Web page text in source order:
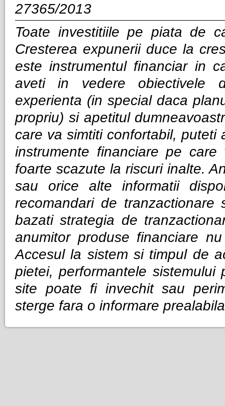
27365/2013
Toate investitiile pe piata de
Cresterea expunerii duce la
este instrumentul financiar in
aveti in vedere obiectivele
experienta (in special daca
propriu) si apetitul
care va simtiti confortabil, puteti
instrumente financiare pe
foarte scazute la riscuri inalte.
sau orice alte informatii
recomandari de
bazati strategia de
anumitor produse financiare
Accesul la sistem si timpul de
pietei, performantele
site poate fi invechit sau
sterge fara o informare